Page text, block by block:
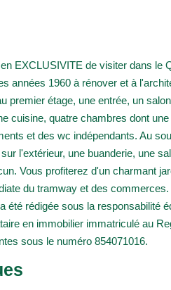
EXCLUSIVITE de visiter dans le
années 1960 à rénover et à
premier étage, une entrée, un
cuisine, quatre chambres dont
et des wc indépendants. Au
l'extérieur, une buanderie, une
Vous profiterez d'un charmant
du tramway et des
été rédigée sous la responsabilité
en immobilier immatriculé au
sous le numéro 854071016.